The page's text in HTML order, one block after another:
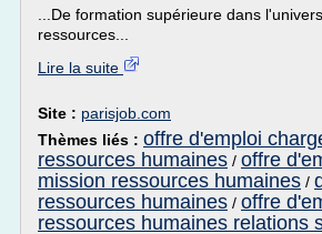
...De formation supérieure dans
ressources...
Lire la suite
Site : parisjob.com
Thèmes liés : offre d'emploi
ressources humaines / offre
mission ressources humaines /
ressources humaines / offre
ressources humaines relations